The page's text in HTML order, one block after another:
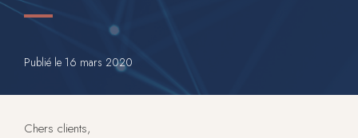
Publié le 16 mars 2020
Chers clients,